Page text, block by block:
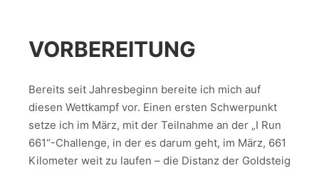
VORBEREITUNG
Bereits seit Jahresbeginn bereite ich mich auf
diesen Wettkampf vor. Einen ersten Schwerpunkt
setze ich im März, mit der Teilnahme an der „I Run
661“-Challenge, in der es darum geht, im März, 661
Kilometer weit zu laufen – die Distanz der Goldsteig